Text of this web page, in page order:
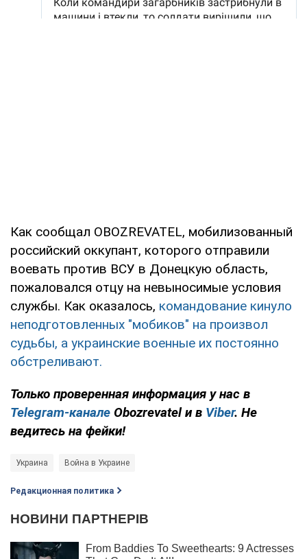
Как сообщал OBOZREVATEL, мобилизованный
российский оккупант, которого отправили
воевать против ВСУ в Донецкую область,
пожаловался отцу на невыносимые условия
службы. Как оказалось, командование кинуло
неподготовленных "мобиков" на произвол
судьбы, а украинские военные их постоянно
обстреливают.
Только проверенная информация у нас в
Telegram-канале Obozrevatel и в Viber. Не
ведитесь на фейки!
Украина Война в Украине
Редакционная политика